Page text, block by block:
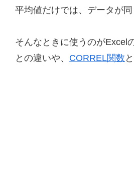
平均値だけでは、データが
そんなときに使うのがExcel
との違いや、 CORREL関数